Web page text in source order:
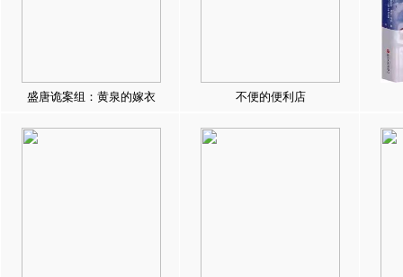
盛唐诡案组：黄泉的嫁衣 不便的便利店